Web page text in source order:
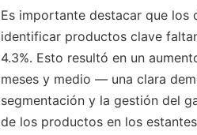
Es importante destacar que los
identificar productos clave
4.3%. Esto resultó en un
meses y medio — una clara
segmentación y la gestión del
de los productos en los